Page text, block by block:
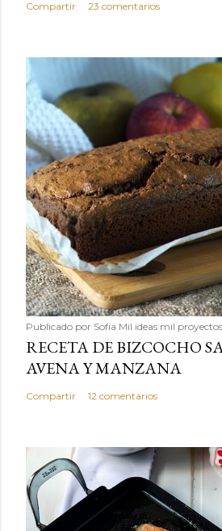
Compartir 23 comentarios
Publicado por Sofía Mil ideas mil proyectos
RECETA DE BIZCOCHO
AVENA Y MANZANA
Compartir 12 comentarios